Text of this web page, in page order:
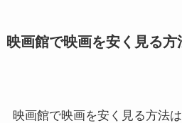
映画館で映画を安く見る方
映画館で映画を安く見る方法は